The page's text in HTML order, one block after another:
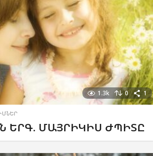
1.3k 0 1
ԵՐԳ. ՄԱՅՐԻԿԻՍ ԺՊԻՏԸ